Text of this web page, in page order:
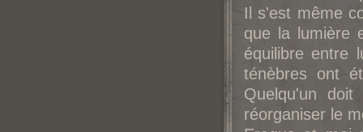
Il s'est même
que la lumière
équilibre entre
ténèbres ont
Quelqu'un
réorganiser le